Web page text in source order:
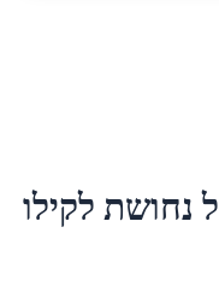
נחושת לקילו